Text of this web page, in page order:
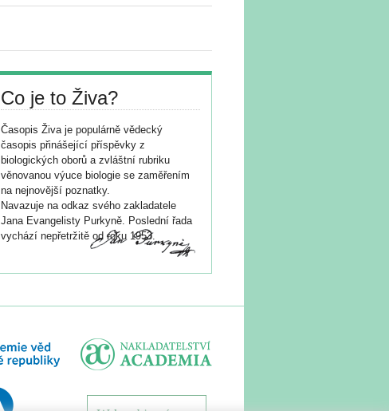
Co je to Živa?
Časopis Živa je populárně vědecký
časopis přinášející příspěvky z
biologických oborů a zvláštní rubriku
věnovanou výuce biologie se zaměřením
na nejnovější poznatky.
Navazuje na odkaz svého zakladatele
Jana Evangelisty Purkyně. Poslední řada
vychází nepřetržitě od roku 1953.